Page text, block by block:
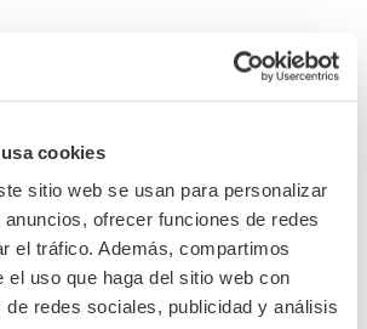
cookies
sitio web se usan para personalizar
ofrecer funciones de redes
el tráfico. Además, compartimos
el uso que haga del sitio web con
de redes sociales, publicidad y análisis